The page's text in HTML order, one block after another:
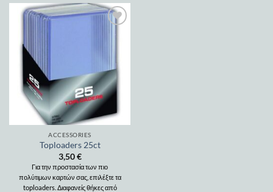
ACCESSORIES
Toploaders 25ct
3,50€
Για την προστασία των πιο
πολύτιμων καρτών σας, επιλέξτε τα
toploaders. Διαφανείς θήκες από